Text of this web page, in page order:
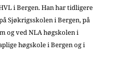
i Bergen. Han har tidligere
Sjøkrigsskolen i Bergen, på
og ved NLA høgskolen i
høgskole i Bergen og i